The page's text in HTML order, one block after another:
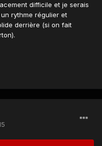
difficile et je serais
rythme régulier et
derrière (si on fait